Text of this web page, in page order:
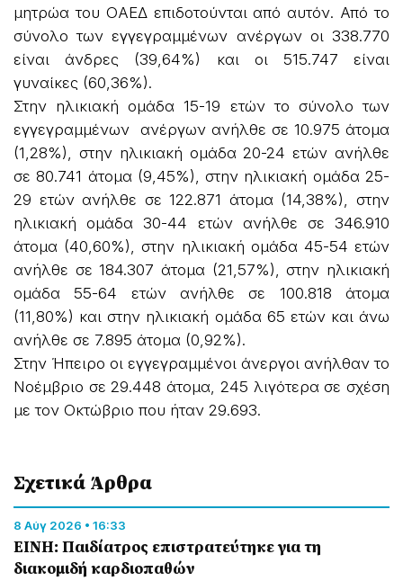
μητρώα του ΟΑΕΔ επιδοτούνται από αυτόν. Από το
σύνολο των εγγεγραμμένων ανέργων οι 338.770
είναι άνδρες (39,64%) και οι 515.747 είναι
γυναίκες (60,36%).
Στην ηλικιακή ομάδα 15-19 ετών το σύνολο των
εγγεγραμμένων ανέργων ανήλθε σε 10.975 άτομα
(1,28%), στην ηλικιακή ομάδα 20-24 ετών ανήλθε
σε 80.741 άτομα (9,45%), στην ηλικιακή ομάδα 25-
29 ετών ανήλθε σε 122.871 άτομα (14,38%), στην
ηλικιακή ομάδα 30-44 ετών ανήλθε σε 346.910
άτομα (40,60%), στην ηλικιακή ομάδα 45-54 ετών
ανήλθε σε 184.307 άτομα (21,57%), στην ηλικιακή
ομάδα 55-64 ετών ανήλθε σε 100.818 άτομα
(11,80%) και στην ηλικιακή ομάδα 65 ετών και άνω
ανήλθε σε 7.895 άτομα (0,92%).
Στην Ήπειρο οι εγγεγραμμένοι άνεργοι ανήλθαν το
Νοέμβριο σε 29.448 άτομα, 245 λιγότερα σε σχέση
με τον Οκτώβριο που ήταν 29.693.
Σχετικά Άρθρα
8 Αύγ 2026 • 16:33
ΕΙΝΗ: Παιδίατρος επιστρατεύτηκε για τη
διακομιδή καρδιοπαθών